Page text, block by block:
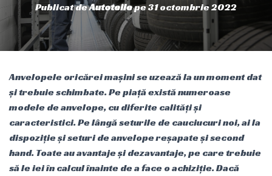
E
A
Publicat deAutoteilepe31 octombrie 2022
Anvelopele oricărei mașini se uzează la un moment dat
și trebuie schimbate. Pe piață există numeroase
modele de anvelope, cu diferite calități și
caracteristici. Pe lângă seturile de cauciucuri noi, ai la
dispoziție și seturi de anvelope reșapate și second
hand. Toate au avantaje și dezavantaje, pe care trebuie
să le iei în calcul înainte de a face o achiziție. Dacă